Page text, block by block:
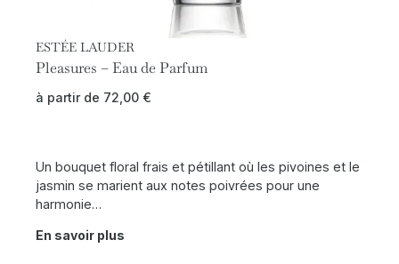
ESTÉE LAUDER
Pleasures – Eau de Parfum
à partir de 72,00 €
Un bouquet floral frais et pétillant où les pivoines et le
jasmin se marient aux notes poivrées pour une
harmonie…
En savoir plus